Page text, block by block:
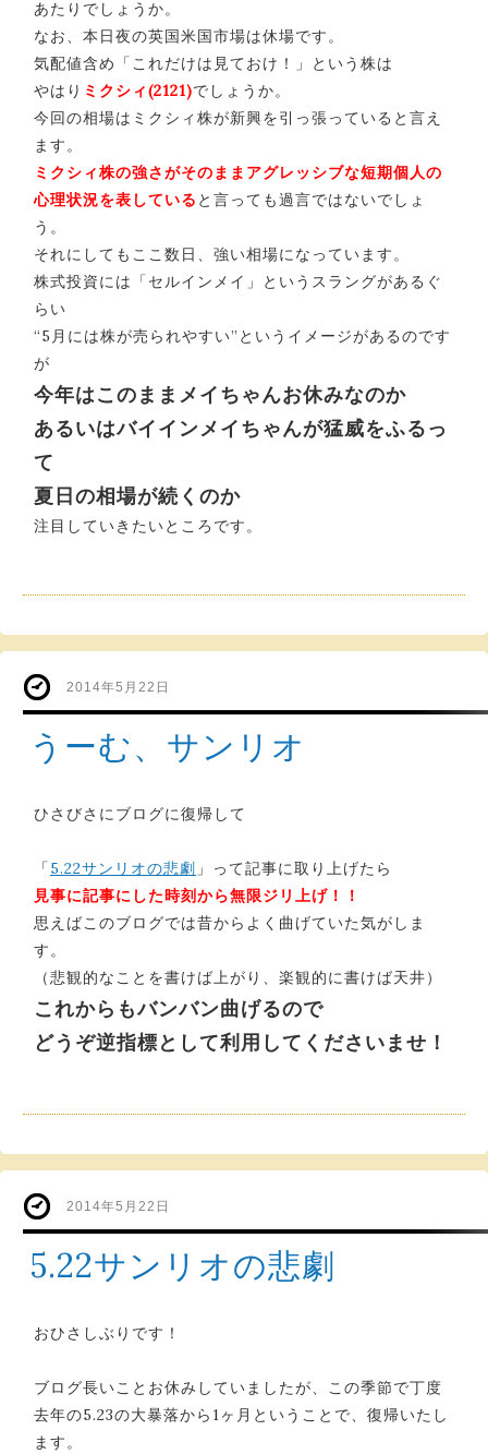
あたりでしょうか。
なお、本日夜の英国米国市場は休場です。
気配値含め「これだけは見ておけ！」という株は
やはり ミクシィ(2121)でしょうか。
今回の相場はミクシィ株が新興を引っ張っていると言え
ます。
ミクシィ株の強さがそのままアグレッシブな短期個人の
心理状況を表している と言っても過言ではないでしょ
う。
それにしてもここ数日、強い相場になっています。
株式投資には「セルインメイ」というスラングがあるぐ
らい
“5月には株が売られやすい”というイメージがあるのです
が
今年はこのままメイちゃんお休みなのか
あるいはバイインメイちゃんが猛威をふるっ
て
夏日の相場が続くのか
注目していきたいところです。
2014年5月22日
うーむ、サンリオ
ひさびさにブログに復帰して
「5.22サンリオの悲劇 」って記事に取り上げたら
見事に記事にした時刻から無限ジリ上げ！！
思えばこのブログでは昔からよく曲げていた気がしま
す。
（悲観的なことを書けば上がり、楽観的に書けば天井）
これからもバンバン曲げるので
どうぞ逆指標として利用してくださいませ！
2014年5月22日
5.22サンリオの悲劇
おひさしぶりです！
ブログ長いことお休みしていましたが、この季節で丁度
去年の5.23の大暴落から1ヶ月ということで、復帰いたし
ます。